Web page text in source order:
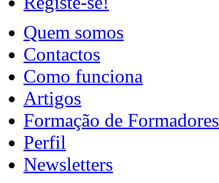
Quem somos
Contactos
Como funciona
Artigos
Formação de Formadores
Perfil
Newsletters